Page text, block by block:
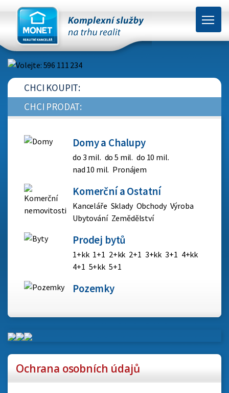
CHCI KOUPIT:
CHCI PRODAT:
Domya Chalupy
do 3 mil. do 5 mil. do 10 mil.
nad 10 mil. Pronájem
KomerčníaOstatní
Kanceláře Sklady Obchody Výroba
Ubytování Zemědělství
Prodej bytů
1+kk 1+1 2+kk 2+1 3+kk 3+1 4+kk
4+1 5+kk 5+1
Pozemky
Ochrana osobních údajů